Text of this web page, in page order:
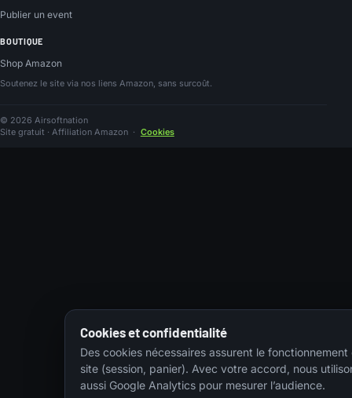
Publier un event
BOUTIQUE
Shop Amazon
Soutenez le site via nos liens Amazon, sans surcoût.
© 2026 Airsoftnation
Site gratuit · Affiliation Amazon · Cookies
Cookies et confidentialité
Des cookies nécessaires assurent le fonctionnement
site (session, panier). Avec votre accord, nous
aussi Google Analytics pour mesurer l’audience.